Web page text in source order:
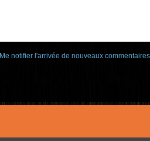
Me notifier l'arrivée de nouveaux commentaires